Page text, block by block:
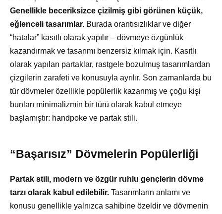
Genellikle beceriksizce çizilmiş gibi görünen küçük,
eğlenceli tasarımlar. Burada orantısızlıklar ve diğer
“hatalar” kasıtlı olarak yapılır – dövmeye özgünlük
kazandırmak ve tasarımı benzersiz kılmak için. Kasıtlı
olarak yapılan partaklar, rastgele bozulmuş tasarımlardan
çizgilerin zarafeti ve konusuyla ayrılır. Son zamanlarda bu
tür dövmeler özellikle popülerlik kazanmış ve çoğu kişi
bunları minimalizmin bir türü olarak kabul etmeye
başlamıştır: handpoke ve partak stili.
“Başarısız” Dövmelerin Popülerliği
Partak stili, modern ve özgür ruhlu gençlerin dövme
tarzı olarak kabul edilebilir. Tasarımların anlamı ve
konusu genellikle yalnızca sahibine özeldir ve dövmenin